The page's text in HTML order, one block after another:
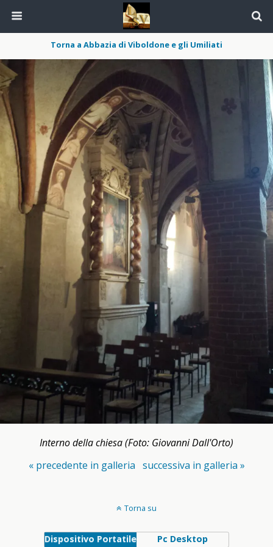
Torna a Abbazia di Viboldone e gli Umiliati
Interno della chiesa (Foto: Giovanni Dall'Orto)
« precedente in galleria successiva in galleria »
Torna su
Dispositivo Portatile Pc Desktop